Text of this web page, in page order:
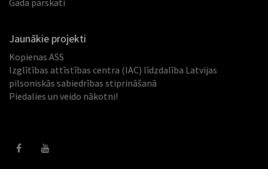
Gada pārskati
Jaunākie projekti
Kopienas ASS
Izglītības attīstības centra (IAC) līdzdalība Latvijas
pilsoniskās sabiedrības stiprināšanā
Piedalies un veido nākotni!